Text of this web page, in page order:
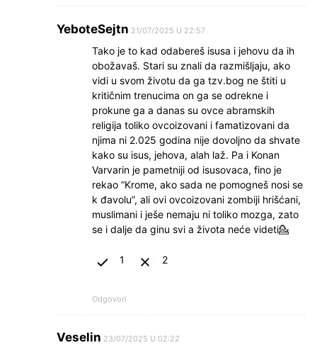
YeboteSejtn 21/07/2025 U 22:57
Tako je to kad odabereš isusa i jehovu da ih
obožavaš. Stari su znali da razmišljaju, ako
vidi u svom životu da ga tzv.bog ne štiti u
kritičnim trenucima on ga se odrekne i
prokune ga a danas su ovce abramskih
religija toliko ovcoizovani i famatizovani da
njima ni 2.025 godina nije dovoljno da shvate
kako su isus, jehova, alah laž. Pa i Konan
Varvarin je pametniji od isusovaca, fino je
rekao “Krome, ako sada ne pomogneš nosi se
k đavolu”, ali ovi ovcoizovani zombiji hrišćani,
muslimani i ješe nemaju ni toliko mozga, zato
se i dalje da ginu svi a života neće videti💁
1 2
Odgovori
Veselin 23/07/2025 U 02:22